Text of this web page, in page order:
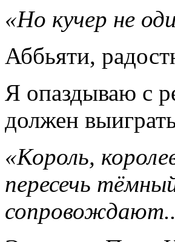
«Но кучер не
Аббьяти,
Я опаздываю с
должен
«Король,
пересечь